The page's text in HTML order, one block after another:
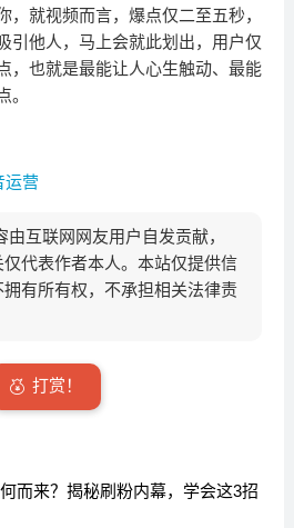
，就视频而言，爆点仅二至五秒，
引他人，马上会就此划出，用户仅
，也就是最能让人心生触动、最能
。
运营
由互联网网友用户自发贡献，
代表作者本人。本站仅提供信
有所有权，不承担相关法律责
打赏！
而来？揭秘刷粉内幕，学会这3招